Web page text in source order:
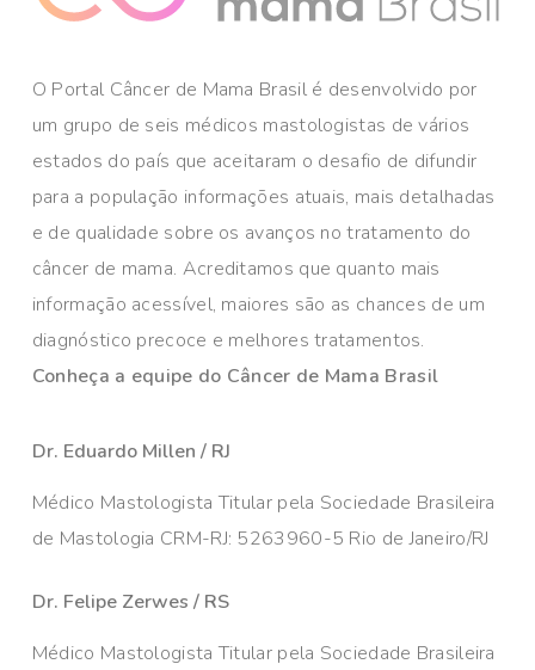
O Portal Câncer de Mama Brasil é desenvolvido por
um grupo de seis médicos mastologistas de vários
estados do país que aceitaram o desafio de difundir
para a população informações atuais, mais detalhadas
e de qualidade sobre os avanços no tratamento do
câncer de mama. Acreditamos que quanto mais
informação acessível, maiores são as chances de um
diagnóstico precoce e melhores tratamentos.
Conheça a equipe do Câncer de Mama Brasil
Dr. Eduardo Millen / RJ
Médico Mastologista Titular pela Sociedade Brasileira
de Mastologia CRM-RJ: 5263960-5 Rio de Janeiro/RJ
Dr. Felipe Zerwes / RS
Médico Mastologista Titular pela Sociedade Brasileira